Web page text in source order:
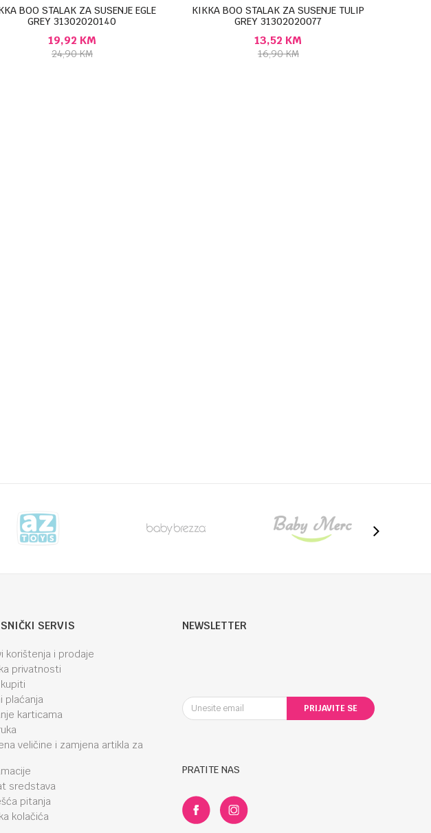
BOO STALAK ZA SUSENJE EGLE
GREY 31302020140
19,92 KM
24,90KM
KIKKA BOO STALAK ZA SUSENJE TULIP
GREY 31302020077
13,52 KM
16,90KM
SERVIS
korištenja i prodaje
privatnosti
plaćanja
karticama
veličine i zamjena artikla za
sredstava
pitanja
kolačića
NEWSLETTER
PRIJAVITE SE
PRATITE NAS